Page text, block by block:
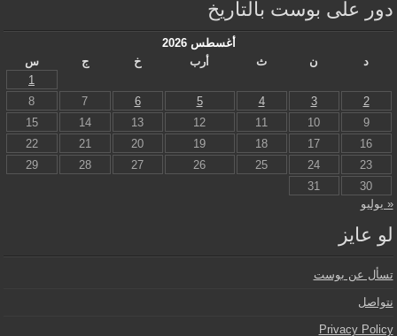
دور على بوست بالتاريخ
أغسطس 2026
د
ن ث أرب خ ج
س
1
2
3
4
5
6
7
8
9
10
11
12
13
14
15
16
17
18
19
20
21
22
23
24
25
26
27
28
29
30
31
« يوليو
لو عايز
تسأل عن بوست
نتواصل
Privacy Policy